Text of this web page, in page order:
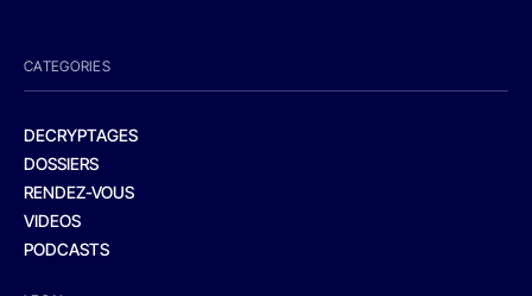
CATEGORIES
DECRYPTAGES
DOSSIERS
RENDEZ-VOUS
VIDEOS
PODCASTS